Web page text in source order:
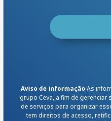
Aviso de informação As
grupo Ceva, a fim de
de serviços para organizar
tem direitos de acesso,